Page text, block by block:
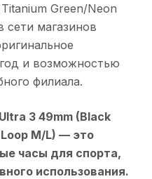
Green/Neon
сети магазинов
и возможностью
филиала.
3 49mm (Black
M/L) — это
часы для спорта,
использования.